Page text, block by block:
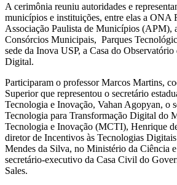
A cerimônia reuniu autoridades e
municípios e instituições, entre elas a ONA
Associação Paulista de Municípios (APM),
Consórcios Municipais, Parques
sede da Inova USP, a Casa do
Digital.
Participaram o professor Marcos Martins,
Superior que representou o secretário
Tecnologia e Inovação, Vahan Agopyan, o
Tecnologia para Transformação Digital do
Tecnologia e Inovação (MCTI), Henrique
diretor de Incentivos às Tecnologias
Mendes da Silva, no Ministério da Ciência
secretário-executivo da Casa Civil do
Sales.